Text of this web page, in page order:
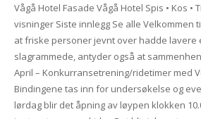
Vågå Hotel Fasade Vågå Hotel Spis • Kos •
visninger Siste innlegg Se alle Velkommen
at friske personer jevnt over hadde lavere
slagrammede, antyder også at
April – Konkurransetrening/ridetimer med
Bindingene tas inn for undersøkelse og
lørdag blir det åpning av løypen klokken